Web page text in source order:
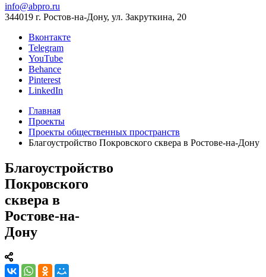
info@abpro.ru
344019 г. Ростов-на-Дону, ул. Закруткина, 20
Вконтакте
Telegram
YouTube
Behance
Pinterest
LinkedIn
Главная
Проекты
Проекты общественных пространств
Благоустройство Покровского сквера в Ростове-на-Дону
Благоустройство
Покровского
сквера в
Ростове-на-
Дону